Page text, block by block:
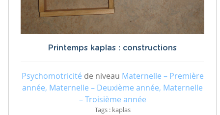
Printemps kaplas : constructions
Psychomotricité de niveau Maternelle – Première
année, Maternelle – Deuxième année, Maternelle
– Troisième année
Tags : kaplas